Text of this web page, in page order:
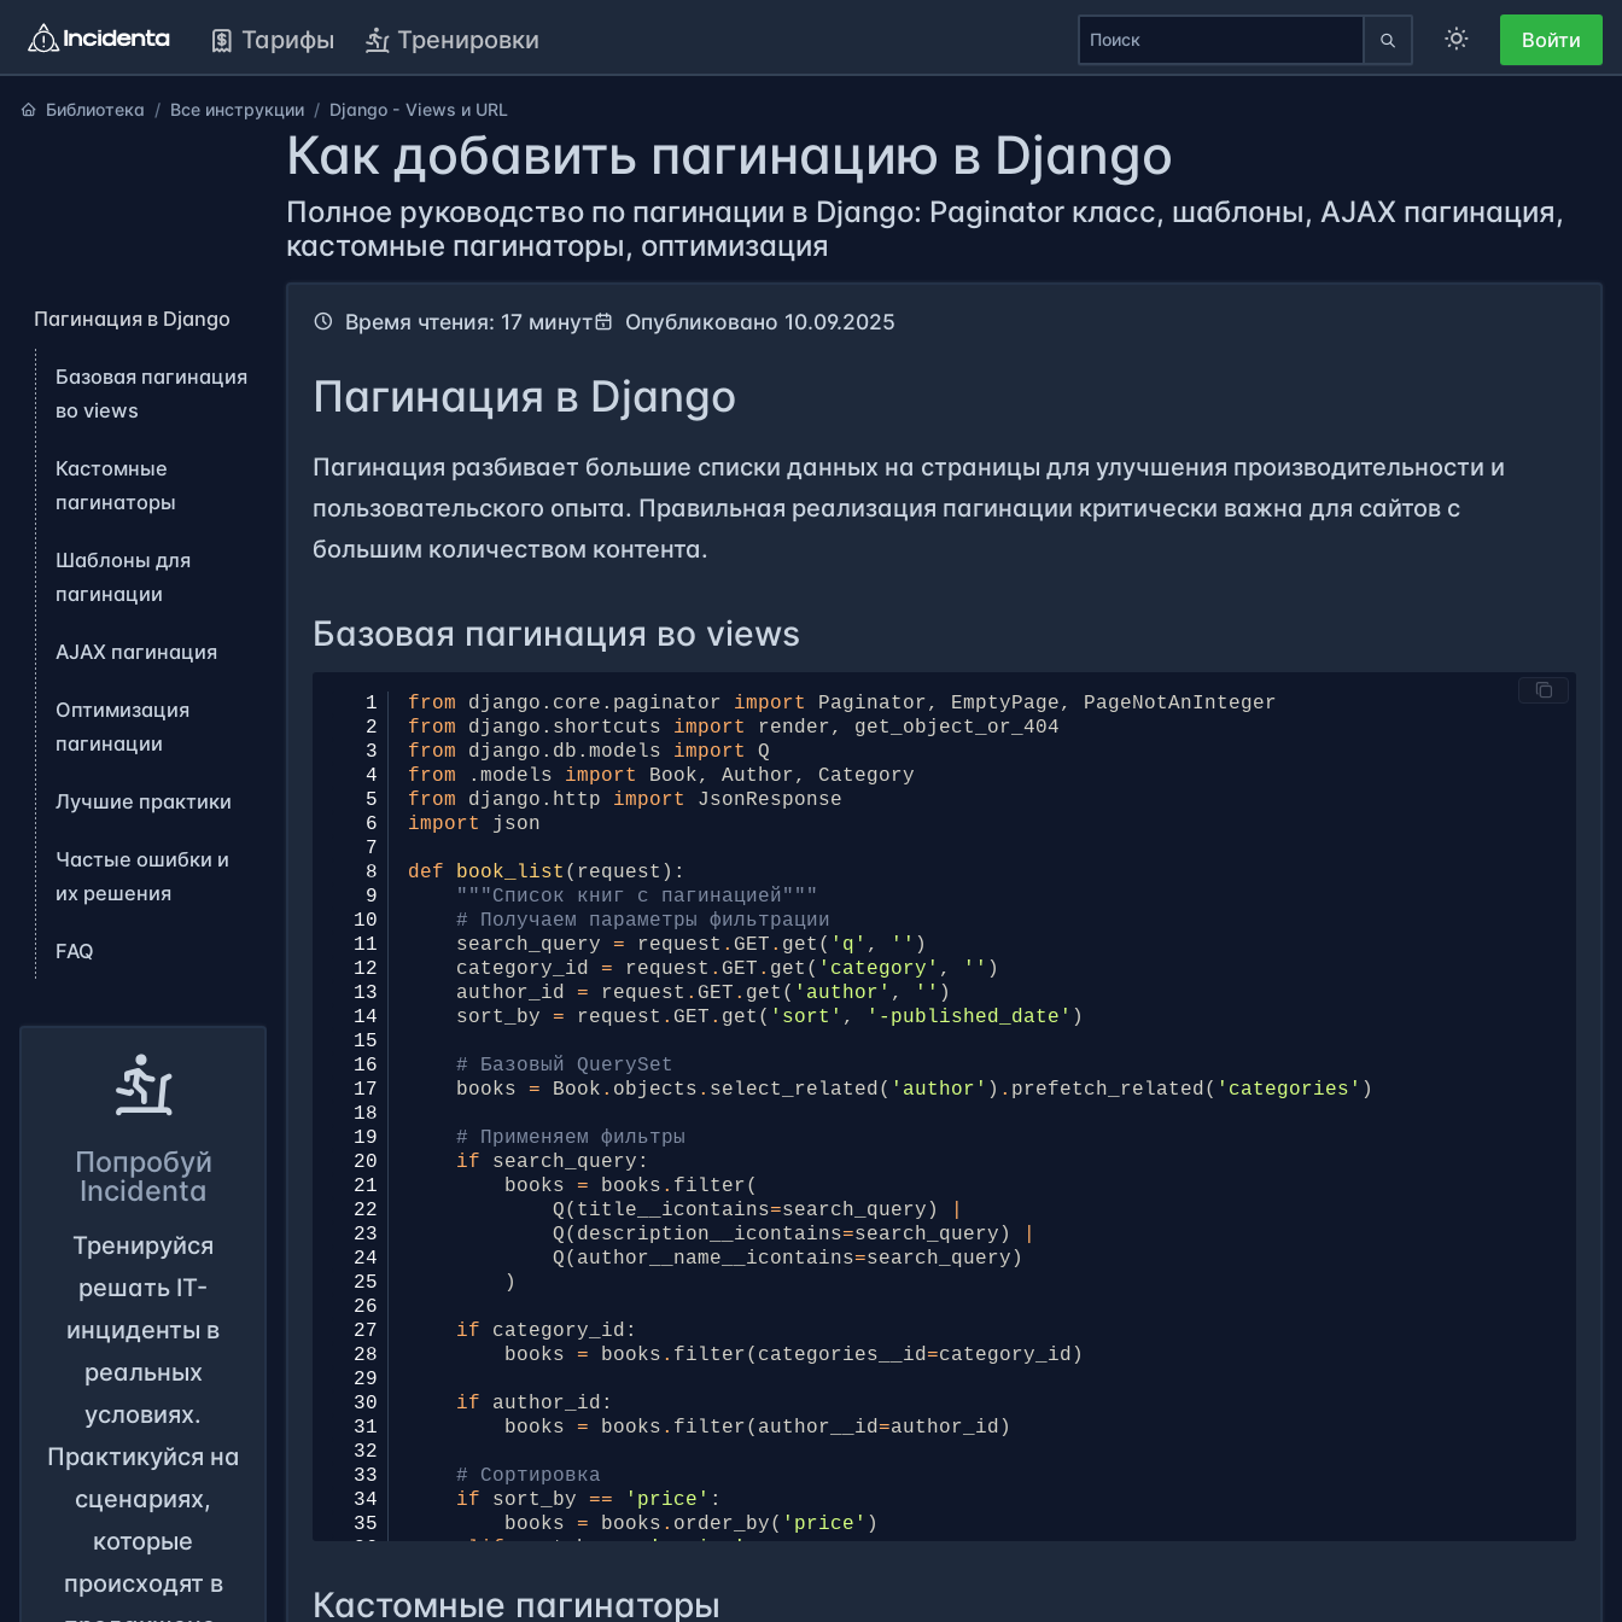
Войти
Тарифы Тренировки
Библиотека Все инструкции Django - Views и URL
Как добавить пагинацию в Django
Полное руководство по пагинации в Django: Paginator класс, шаблоны, AJAX пагинация,
кастомные пагинаторы, оптимизация
Время чтения: 17 минут Опубликовано 10.09.2025
Пагинация в Django
Пагинация разбивает большие списки данных на страницы для улучшения производительности и
пользовательского опыта. Правильная реализация пагинации критически важна для сайтов с
большим количеством контента.
Базовая пагинация во views
  1
from django.core.paginator import Paginator, EmptyPage,
PageNotAnInteger
  2
from django.shortcuts import render,
get_object_or_404
  3
from django.db.models import
Q
  4
from .models import Book, Author,
Category
  5
from django.http import
JsonResponse
  6
import
json
  7
  8
def book_list ( request ):
  9
"""Список книг с пагинацией"""
10
# Получаем параметры фильтрации
11
search_query = request . GET . get ( 'q' , '' )
12
category_id = request . GET . get ( 'category' , '' )
13
author_id = request . GET . get ( 'author' , '' )
14
sort_by = request . GET . get ( 'sort' , '-published_date' )
15
16
# Базовый QuerySet
17
books = Book . objects . select_related( 'author' ) . prefetch_related( 'categories' )
18
19
# Применяем фильтры
20
if search_query :
21
books = books . filter(
22
Q( title__icontains=search_query )
23
Q( description__icontains=search_query )
24
Q( author__name__icontains=search_query )
25
)
26
27
if category_id :
28
books = books . filter( categories__id=category_id )
29
30
if author_id :
31
books = books . filter( author__id=author_id )
32
33
# Сортировка
34
if sort_by == 'price' :
35
books = books . order_by( 'price' )
36
elif sort_by '-price'
38
elif sort_by == 'title'
Кастомные пагинаторы
Пагинация в Django
Базовая пагинация
во views
Кастомные
пагинаторы
Шаблоны для
пагинации
AJAX пагинация
Оптимизация
пагинации
Лучшие практики
Частые ошибки и
их решения
FAQ
Попробуй
Incidenta
Тренируйся
решать IT-
инциденты в
реальных
условиях.
Практикуйся на
сценариях,
которые
происходят в